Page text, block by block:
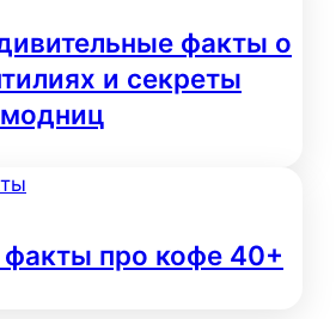
факты о
и секреты
про кофе 40+